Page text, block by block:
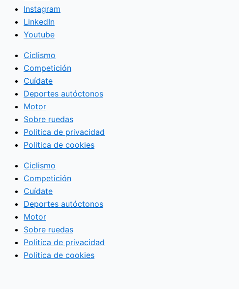
Instagram
LinkedIn
Youtube
Ciclismo
Competición
Cuídate
Deportes autóctonos
Motor
Sobre ruedas
Politica de privacidad
Politica de cookies
Ciclismo
Competición
Cuídate
Deportes autóctonos
Motor
Sobre ruedas
Politica de privacidad
Politica de cookies